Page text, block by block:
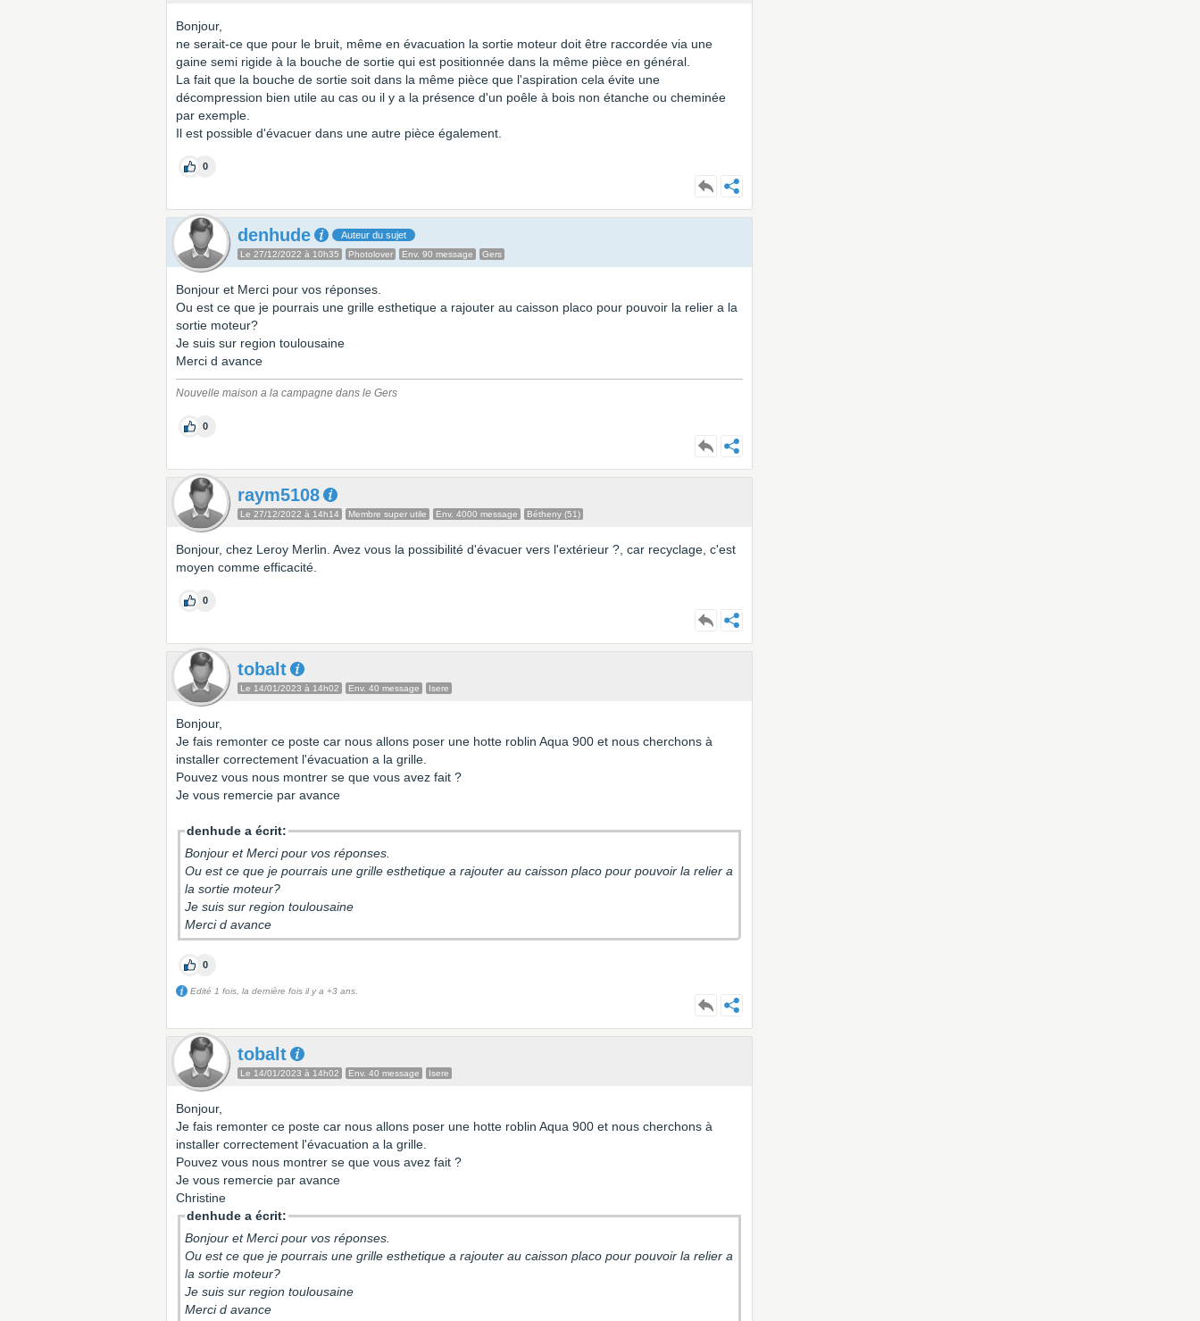
Bonjour,
ne serait-ce que pour le bruit, même en évacuation la sortie moteur doit être raccordée via une
gaine semi rigide à la bouche de sortie qui est positionnée dans la même pièce en général.
La fait que la bouche de sortie soit dans la même pièce que l'aspiration cela évite une
décompression bien utile au cas ou il y a la présence d'un poêle à bois non étanche ou cheminée
par exemple.
Il est possible d'évacuer dans une autre pièce également.
0
denhude Auteur du sujet
Le 27/12/2022 à 10h35 Photolover Env. 90 message Gers
Bonjour et Merci pour vos réponses.
Ou est ce que je pourrais une grille esthetique a rajouter au caisson placo pour pouvoir la relier a la
sortie moteur?
Je suis sur region toulousaine
Merci d avance
Nouvelle maison a la campagne dans le Gers
0
raym5108
Le 27/12/2022 à 14h14 Membre super utile Env. 4000 message Bétheny (51)
Bonjour, chez Leroy Merlin. Avez vous la possibilité d'évacuer vers l'extérieur ?, car recyclage, c'est
moyen comme efficacité.
0
tobalt
Le 14/01/2023 à 14h02 Env. 40 message Isere
Bonjour,
Je fais remonter ce poste car nous allons poser une hotte roblin Aqua 900 et nous cherchons à
installer correctement l'évacuation a la grille.
Pouvez vous nous montrer se que vous avez fait ?
Je vous remercie par avance
denhude a écrit:
Bonjour et Merci pour vos réponses.
Ou est ce que je pourrais une grille esthetique a rajouter au caisson placo pour pouvoir la relier a
la sortie moteur?
Je suis sur region toulousaine
Merci d avance
0
Edité 1 fois, la dernière fois il y a +3 ans.
tobalt
Le 14/01/2023 à 14h02 Env. 40 message Isere
Bonjour,
Je fais remonter ce poste car nous allons poser une hotte roblin Aqua 900 et nous cherchons à
installer correctement l'évacuation a la grille.
Pouvez vous nous montrer se que vous avez fait ?
Je vous remercie par avance
Christine
denhude a écrit:
Bonjour et Merci pour vos réponses.
Ou est ce que je pourrais une grille esthetique a rajouter au caisson placo pour pouvoir la relier a
la sortie moteur?
Je suis sur region toulousaine
Merci d avance